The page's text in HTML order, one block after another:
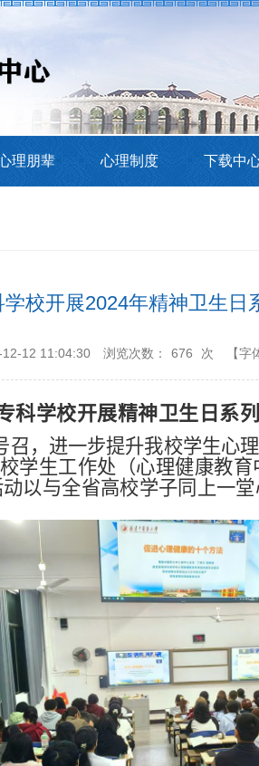
理朋辈 心理制度 下载中
校开展2024年精神卫生日
12 11:04:30 浏览次数： 676 次 【字
科学校开展精神卫生日系
，进一步提升我校学生心
学生工作处（心理健康教
以与全省高校学子同上一